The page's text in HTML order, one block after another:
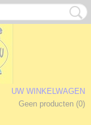
UW WINKELWAGEN
Geen producten (0)